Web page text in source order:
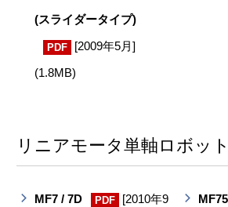
(スライダータイプ)
PDF
[2009年5月]
(1.8MB)
リニアモータ単軸ロボット
MF7 / 7D PDF
[2010年9